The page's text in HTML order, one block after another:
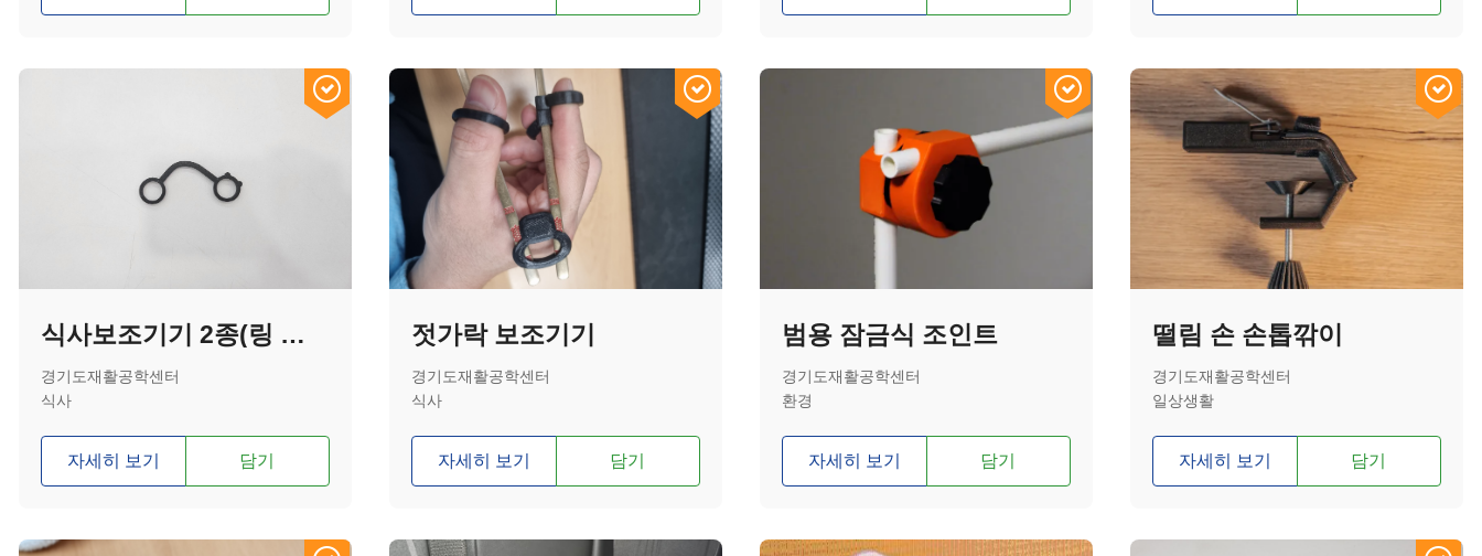
식사보조기기 2종(링 연결형, 손가락 고정형)
경기도재활공학센터
식사
자세히 보기 담기
젓가락 보조기기
경기도재활공학센터
식사
자세히 보기 담기
범용 잠금식 조인트
경기도재활공학센터
환경
자세히 보기 담기
떨림 손 손톱깎이
경기도재활공학센터
일상생활
자세히 보기 담기